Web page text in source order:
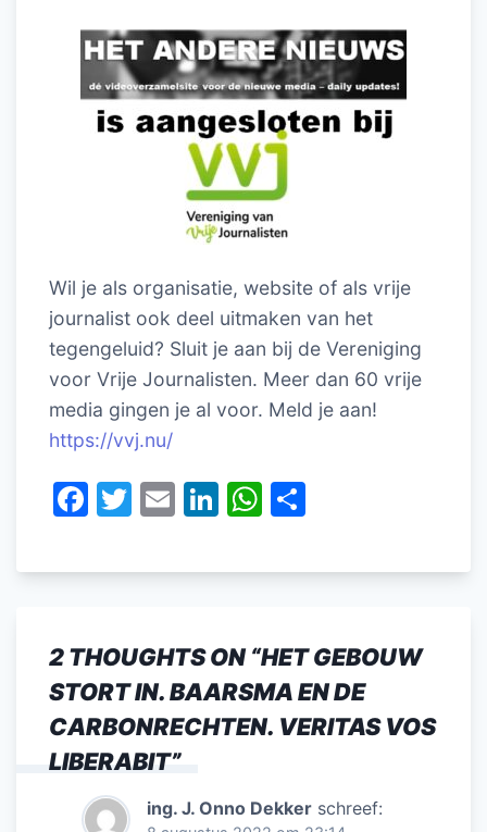
Wil je als organisatie, website of als vrije
journalist ook deel uitmaken van het
tegengeluid? Sluit je aan bij de Vereniging
voor Vrije Journalisten. Meer dan 60 vrije
media gingen je al voor. Meld je aan!
https://vvj.nu/
F
c
b
o
o
k
T
itt
E
ai
Li
k
dI
n
W
at
A
p
p
e
2 THOUGHTS ON “HET GEBOUW
STORT IN. BAARSMA EN DE
CARBONRECHTEN. VERITAS VOS
LIBERABIT”
ing. J. Onno Dekker schreef: